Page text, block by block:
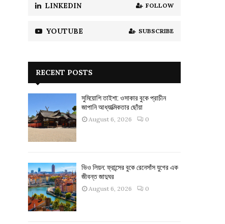
LINKEDIN FOLLOW
YOUTUBE SUBSCRIBE
RECENT POSTS
সুমিয়োশি তাইশা: ওসাকার বুকে প্রাচীন
জাপানি আধ্যাত্মিকতার ছোঁয়া
August 6, 2026 0
ভিও লিয়ন: ফ্রান্সের বুকে রেনেসাঁস যুগের এক
জীবন্ত জাদুঘর
August 6, 2026 0